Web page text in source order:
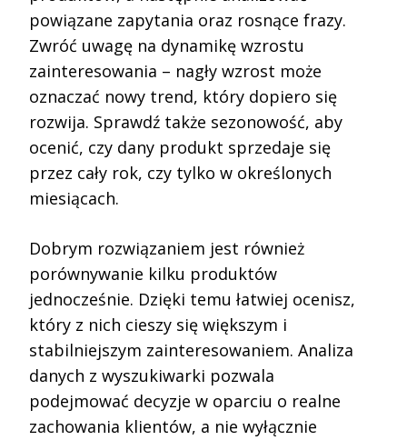
powiązane zapytania oraz rosnące frazy.
Zwróć uwagę na dynamikę wzrostu
zainteresowania – nagły wzrost może
oznaczać nowy trend, który dopiero się
rozwija. Sprawdź także sezonowość, aby
ocenić, czy dany produkt sprzedaje się
przez cały rok, czy tylko w określonych
miesiącach.
Dobrym rozwiązaniem jest również
porównywanie kilku produktów
jednocześnie. Dzięki temu łatwiej ocenisz,
który z nich cieszy się większym i
stabilniejszym zainteresowaniem. Analiza
danych z wyszukiwarki pozwala
podejmować decyzje w oparciu o realne
zachowania klientów, a nie wyłącznie